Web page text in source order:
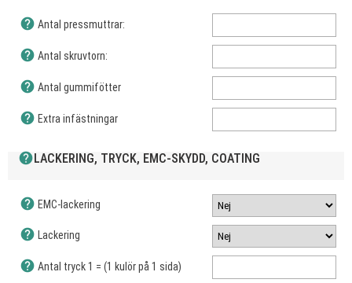
help Antal pressmuttrar:
help Antal skruvtorn:
help Antal gummifötter
help Extra infästningar
helpLACKERING, TRYCK, EMC-SKYDD, COATING
help EMC-lackering
help Lackering
help Antal tryck 1 = (1 kulör på 1 sida)